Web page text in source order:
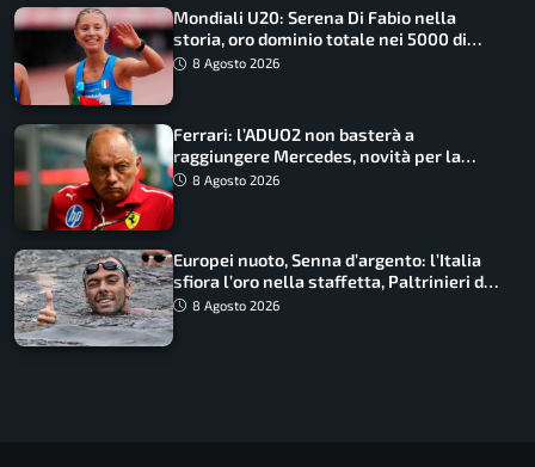
Mondiali U20: Serena Di Fabio nella
storia, oro dominio totale nei 5000 di
marcia
8 Agosto 2026
Ferrari: l’ADUO2 non basterà a
raggiungere Mercedes, novità per la
Macarena
8 Agosto 2026
Europei nuoto, Senna d’argento: l’Italia
sfiora l’oro nella staffetta, Paltrinieri da
urlo, il bilancio azzurro
8 Agosto 2026